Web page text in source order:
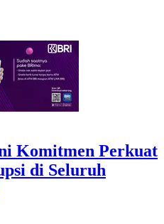
Komitmen Perkuat
di Seluruh